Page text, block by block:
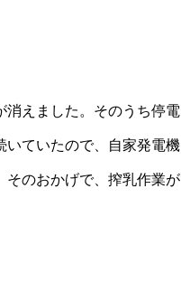
消えました。そのうち停電
いていたので、自家発電機
そのおかげで、搾乳作業が